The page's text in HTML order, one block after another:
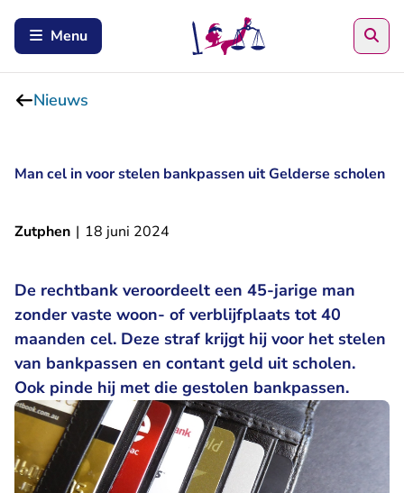
Menu
Nieuws
Man cel in voor stelen bankpassen uit Gelderse scholen
Zutphen | 18 juni 2024
De rechtbank veroordeelt een 45-jarige man
zonder vaste woon- of verblijfplaats tot 40
maanden cel. Deze straf krijgt hij voor het stelen
van bankpassen en contant geld uit scholen.
Ook pinde hij met die gestolen bankpassen.